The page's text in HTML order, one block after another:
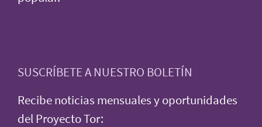
SUSCRÍBETE A NUESTRO BOLETÍN
Recibe noticias mensuales y oportunidades
del Proyecto Tor: